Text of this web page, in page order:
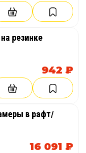
резинке
942 ₽
в рафт/
16 091 ₽